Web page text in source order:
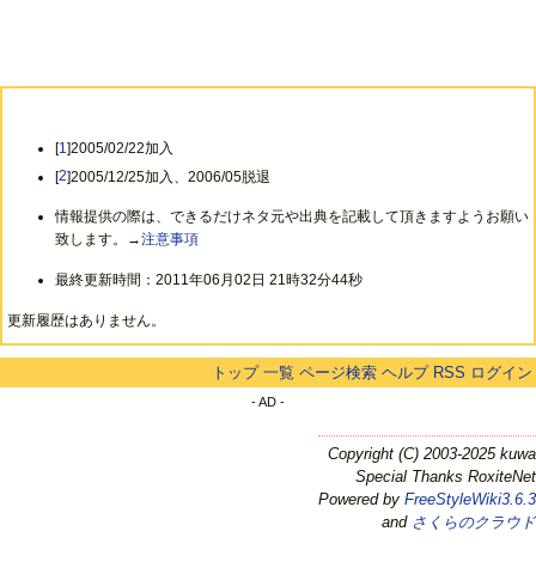
[1]2005/02/22加入
[2]2005/12/25加入、2006/05脱退
情報提供の際は、できるだけネタ元や出典を記載して頂きますようお願い
致します。→注意事項
最終更新時間：2011年06月02日 21時32分44秒
更新履歴はありません。
トップ 一覧 ページ検索 ヘルプ RSS ログイン
- AD -
Copyright (C) 2003-2025 kuwa
Special Thanks RoxiteNet
Powered by FreeStyleWiki3.6.3
and さくらのクラウド